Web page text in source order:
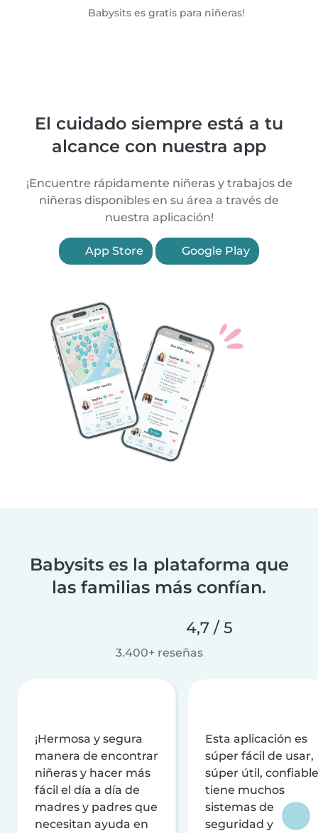
Babysits es gratis para niñeras!
El cuidado siempre está a tu
alcance con nuestra app
¡Encuentre rápidamente niñeras y trabajos de
niñeras disponibles en su área a través de
nuestra aplicación!
App Store Google Play
Babysits es la plataforma que
las familias más confían.
4,7 / 5
3.400+ reseñas
¡Hermosa y segura
manera de encontrar
niñeras y hacer más
fácil el día a día de
madres y padres que
necesitan ayuda en
Esta aplicación es
súper fácil de usar,
súper útil,
tiene muchos
sistemas de
seguridad y